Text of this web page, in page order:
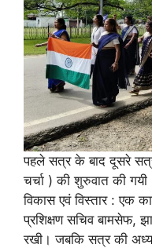
पहले सत्र के बाद दूसरे
चर्चा ) की शुरुवात की
विकास एवं विस्तार : एक
प्रशिक्षण सचिव बामसेफ,
रखी। जबकि सत्र की